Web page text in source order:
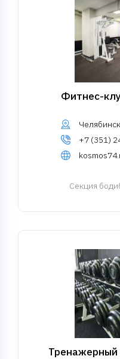
Фитнес-
+7 (351)
Cекция
Тренажерный